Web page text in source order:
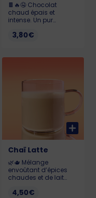
🍫🔥🤤 Chocolat
chaud épais et
intense. Un pur
gourmandise.
3,80€
Chaï Latte
🌿🫖 Mélange
envoûtant d’épices
chaudes et de lait
évasion sensorielle
4,50€